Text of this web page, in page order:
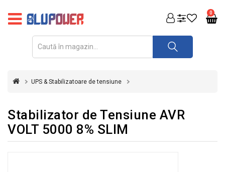
0
FOTOVOLTAICE
REDRESOARE
INVERTOARE
UPS & Stabilizatoare de tensiune
Stabilizator de Tensiune AVR
VOLT 5000 8% SLIM